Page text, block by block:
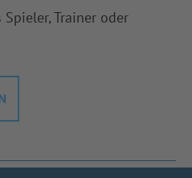
Trainer oder